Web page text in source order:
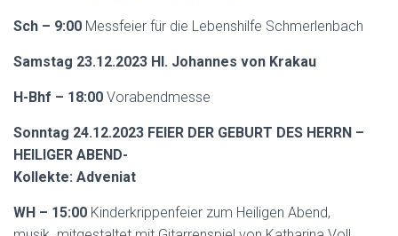
Sch – 9:00 Messfeier für die Lebenshilfe Schmerlenbach
Samstag 23.12.2023 Hl. Johannes von Krakau
H-Bhf – 18:00 Vorabendmesse
Sonntag 24.12.2023 FEIER DER GEBURT DES HERRN –
HEILIGER ABEND-
Kollekte: Adveniat
WH – 15:00 Kinderkrippenfeier zum Heiligen Abend,